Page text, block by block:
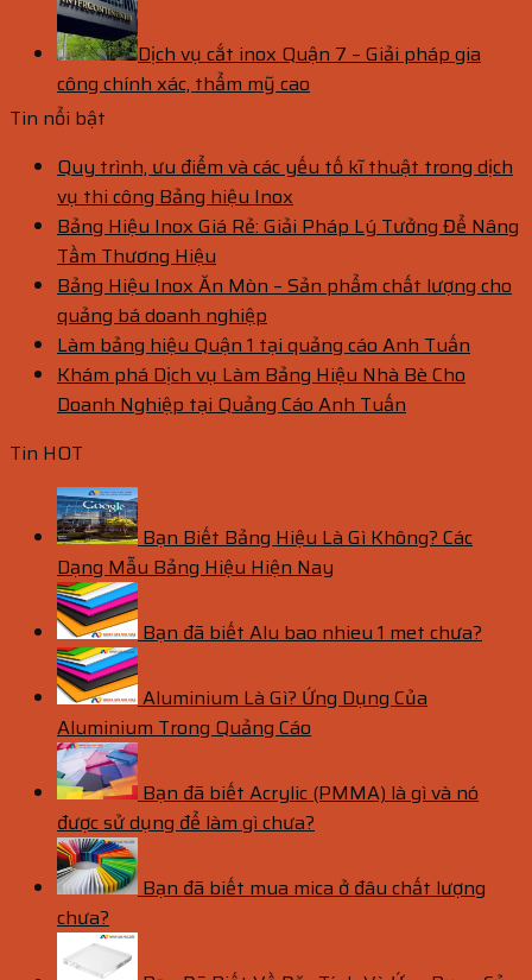
Dịch vụ cắt inox Quận 7 – Giải pháp gia
công chính xác, thẩm mỹ cao
Tin nổi bật
Quy trình, ưu điểm và các yếu tố kĩ thuật trong dịch
vụ thi công Bảng hiệu Inox
Bảng Hiệu Inox Giá Rẻ: Giải Pháp Lý Tưởng Để Nâng
Tầm Thương Hiệu
Bảng Hiệu Inox Ăn Mòn – Sản phẩm chất lượng cho
quảng bá doanh nghiệp
Làm bảng hiệu Quận 1 tại quảng cáo Anh Tuấn
Khám phá Dịch vụ Làm Bảng Hiệu Nhà Bè Cho
Doanh Nghiệp tại Quảng Cáo Anh Tuấn
Tin HOT
Bạn Biết Bảng Hiệu Là Gì Không? Các
Dạng Mẫu Bảng Hiệu Hiện Nay
Bạn đã biết Alu bao nhieu 1 met chưa?
Aluminium Là Gì? Ứng Dụng Của
Aluminium Trong Quảng Cáo
Bạn đã biết Acrylic (PMMA) là gì và nó
được sử dụng để làm gì chưa?
Bạn đã biết mua mica ở đâu chất lượng
chưa?